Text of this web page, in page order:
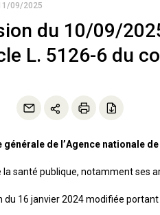
09/2025
du 10/09/
L. 5126-6 du
générale de l’Agence nationale
la santé publique, notamment ses
du 16 janvier 2024 modifiée